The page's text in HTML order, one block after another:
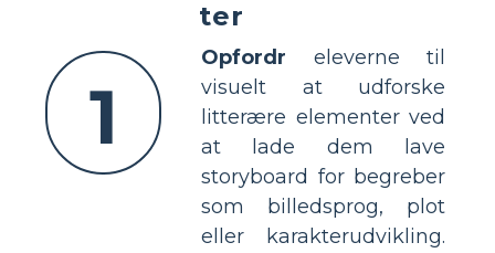
1
ter
Opfordr eleverne til
visuelt at udforske
litterære elementer ved
at lade dem lave
storyboard for begreber
som billedsprog, plot
eller karakterudvikling.